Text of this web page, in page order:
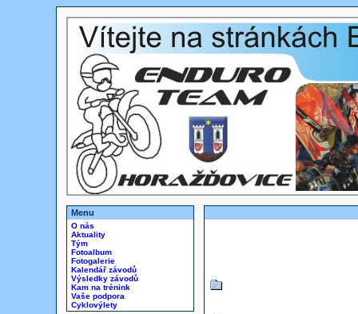
Menu
O nás
Aktuality
Tým
Fotoalbum
Fotogalerie
Kalendář závodů
Výsledky závodů
Kam na trénink
Vaše podpora
Cyklovýlety